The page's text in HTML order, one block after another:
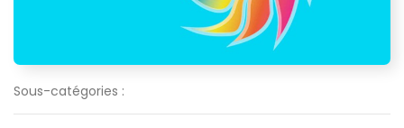
Sous-catégories :